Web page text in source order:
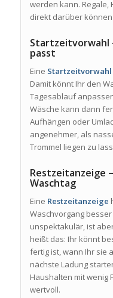
werden kann. Regale,
direkt darüber
Startzeitvorwahl
passt
Eine Startzeitvorwahl
Damit könnt Ihr den
Tagesablauf
Wäsche kann dann
Aufhängen oder
angenehmer, als
Trommel liegen zu
Restzeitanzeige
Waschtag
Eine Restzeitanzeige
Waschvorgang
unspektakulär, ist
heißt das: Ihr könnt
fertig ist, wann Ihr sie
nächste Ladung
Haushalten mit wenig
wertvoll.